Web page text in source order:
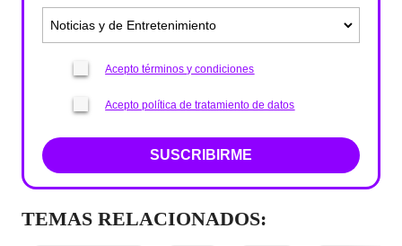
Acepto términos y condiciones
Acepto política de tratamiento de datos
SUSCRIBIRME
TEMAS RELACIONADOS: